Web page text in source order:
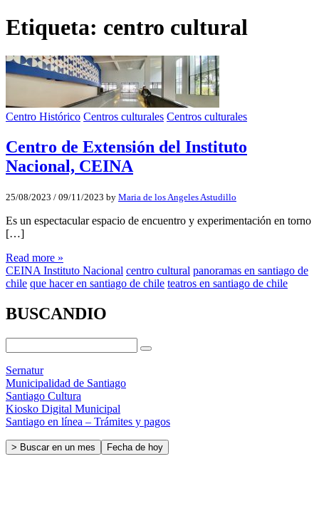
Etiqueta: centro cultural
Centro Histórico Centros culturales Centros culturales
Centro de Extensión del Instituto
Nacional, CEINA
25/08/2023 / 09/11/2023 by Maria de los Angeles Astudillo
Es un espectacular espacio de encuentro y experimentación en torno
[…]
Read more »
CEINA Instituto Nacional centro cultural panoramas en santiago de
chile que hacer en santiago de chile teatros en santiago de chile
BUSCANDIO
Sernatur
Municipalidad de Santiago
Santiago Cultura
Kiosko Digital Municipal
Santiago en línea – Trámites y pagos
> Buscar en un mes Fecha de hoy